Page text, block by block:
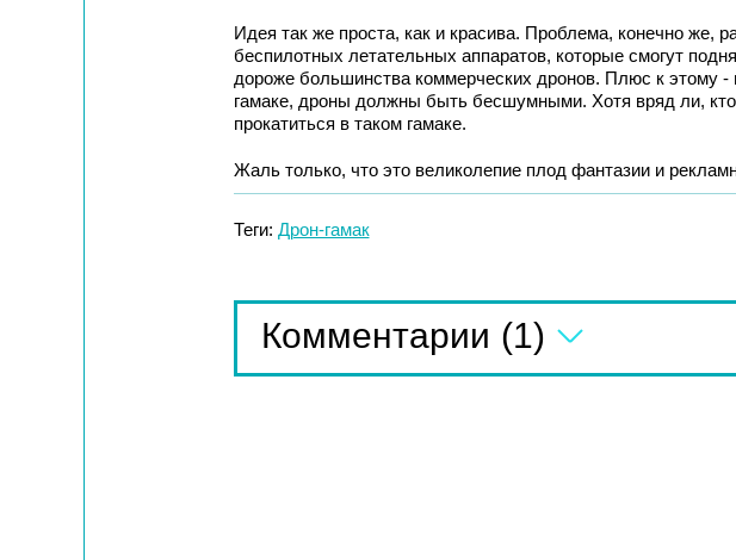
Идея так же проста, как и красива. Проблема, конечно же,
беспилотных летательных аппаратов, которые смогут
дороже большинства коммерческих дронов. Плюс к этому -
гамаке, дроны должны быть бесшумными. Хотя вряд ли,
прокатиться в таком гамаке.
Жаль только, что это великолепие плод фантазии и
Теги: Дрон-гамак
Комментарии (1)